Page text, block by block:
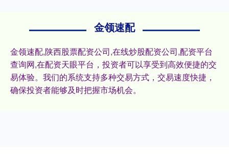
金领速配
金领速配,陕西股票配资公司,在线炒股配资公司,配资平台
查询网,在配资天眼平台，投资者可以享受到高效便捷的交
易体验。我们的系统支持多种交易方式，交易速度快捷，
确保投资者能够及时把握市场机会。